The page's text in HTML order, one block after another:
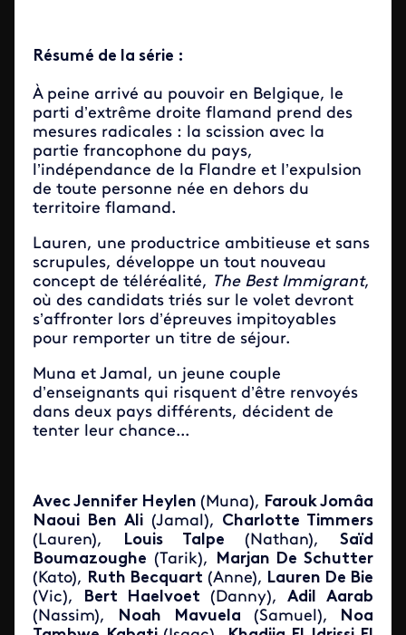
Résumé de la série :
À peine arrivé au pouvoir en Belgique, le
parti d’extrême droite flamand prend des
mesures radicales : la scission avec la
partie francophone du pays,
l’indépendance de la Flandre et l’expulsion
de toute personne née en dehors du
territoire flamand.
Lauren, une productrice ambitieuse et sans
scrupules, développe un tout nouveau
concept de téléréalité, The Best Immigrant,
où des candidats triés sur le volet devront
s’affronter lors d’épreuves impitoyables
pour remporter un titre de séjour.
Muna et Jamal, un jeune couple
d’enseignants qui risquent d’être renvoyés
dans deux pays différents, décident de
tenter leur chance...
AvecJennifer Heylen (Muna), Farouk Jomâa
Naoui Ben Ali (Jamal), Charlotte Timmers
(Lauren),
Louis Talpe (Nathan), Saïd
Boumazoughe (Tarik),
Marjan De Schutter
(Kato), Ruth Becquart (Anne), Lauren De Bie
(Vic),
Bert Haelvoet (Danny),Adil Aarab
(Nassim),
Noah Mavuela (Samuel), Noa